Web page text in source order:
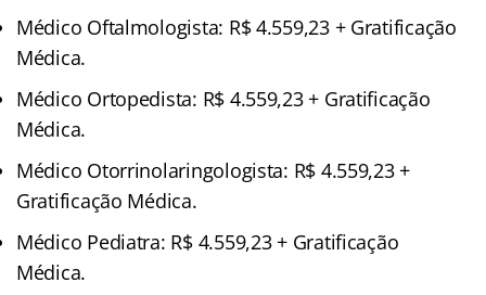
Médico Oftalmologista: R$ 4.559,23 + Gratificação
Médica.
Médico Ortopedista: R$ 4.559,23 + Gratificação
Médica.
Médico Otorrinolaringologista: R$ 4.559,23 +
Gratificação Médica.
Médico Pediatra: R$ 4.559,23 + Gratificação
Médica.